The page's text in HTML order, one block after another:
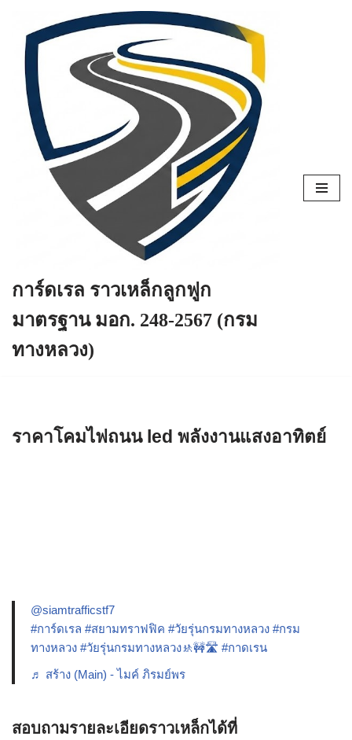
Skip
content
การ์ดเรล ราวเหล็กลูกฟูก
มาตรฐาน มอก. 248-2567 (กรม
ทางหลวง)
ราคาโคมไฟถนน led พลังงานแสงอาทิตย์
@siamtrafficstf7
#การ์ดเรล #สยามทราฟฟิค #วัยรุ่นกรมทางหลวง #กรม
ทางหลวง #วัยรุ่นกรมทางหลวง🚸🚧🛣️ #กาดเรน
♬ สร้าง (Main) - ไมค์ ภิรมย์พร
สอบถามรายละเอียดราวเหล็กได้ที่